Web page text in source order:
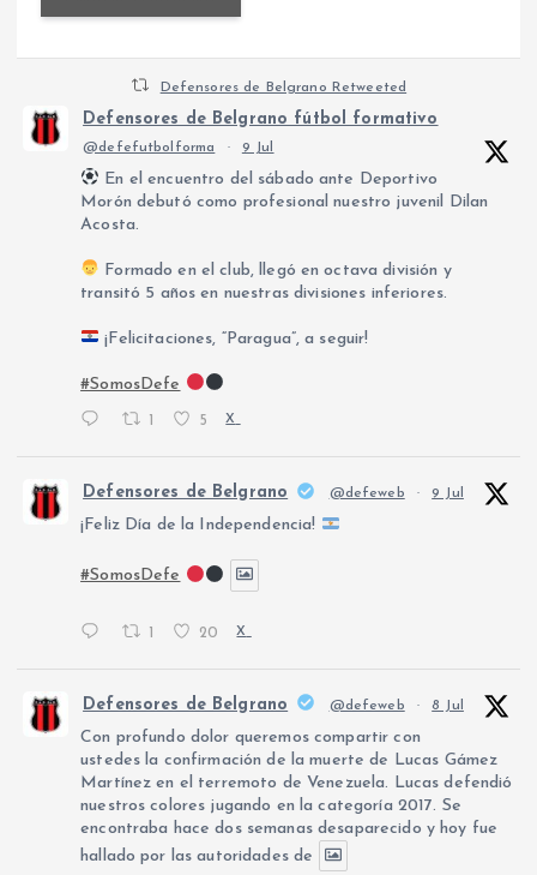
Defensores de Belgrano Retweeted
Defensores de Belgrano fútbol formativo
@defefutbolforma · 9 Jul
En el encuentro del sábado ante Deportivo
Morón debutó como profesional nuestro juvenil Dilan
Acosta.
Formado en el club, llegó en octava división y
transitó 5 años en nuestras divisiones inferiores.
¡Felicitaciones, “Paragua”, a seguir!
#SomosDefe
5 X
Defensores de Belgrano @defeweb · 9 Jul
¡Feliz Día de la Independencia!
#SomosDefe
1 20 X
Defensores de Belgrano @defeweb · 8 Jul
Con profundo dolor queremos compartir con
ustedes la confirmación de la muerte de Lucas Gámez
Martínez en el terremoto de Venezuela. Lucas defendió
nuestros colores jugando en la categoría 2017. Se
encontraba hace dos semanas desaparecido y hoy fue
hallado por las autoridades de